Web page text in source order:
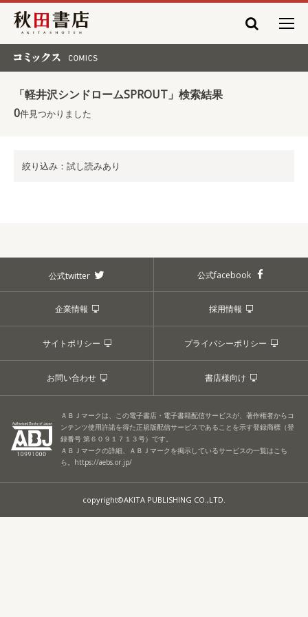
秋田書店
「軽井沢シンドロームSPROUT」検索結果
0件見つかりました
絞り込み：試し読みあり
公式twitter 公式facebook
企業情報 採用情報
サイトポリシー プライバシーポリシー
お問い合わせ 書店様向け
ＡＢＪマークは、この電子書店・電子書籍配信サービスが、著作権者からコ
ンテンツ使用許諾を得た正規版配信サービスであることを示す登録商標（登
録番号 第６０９１７１３号）です。
ＡＢＪマークの詳細、ＡＢＪマークを掲示しているサービスの一覧はこち
ら。 https://aebs.or.jp/
copyright©AKITA PUBLISHING CO.,LTD.